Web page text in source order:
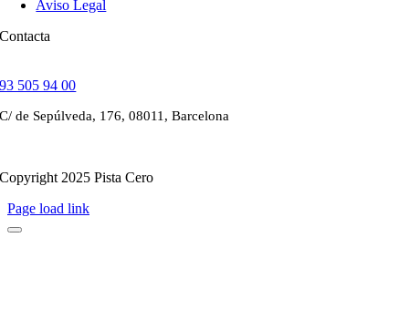
Aviso Legal
Contacta
93 505 94 00
C/ de Sepúlveda, 176, 08011, Barcelona
Copyright 2025 Pista Cero
Page load link